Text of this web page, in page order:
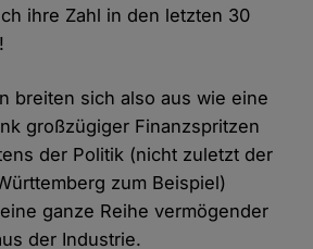
ihre Zahl in den letzten 30
breiten sich also aus wie eine
großzügiger Finanzspritzen
der Politik (nicht zuletzt der
zum Beispiel)
ganze Reihe vermögender
der Industrie.